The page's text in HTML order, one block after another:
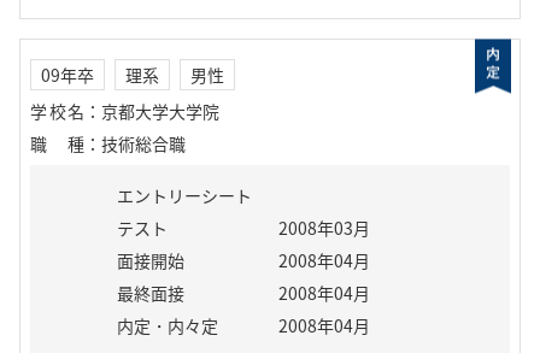
09年卒 理系
男性
学校名 ： 京都大学大学院
職種 ： 技術総合職
エントリーシート
テスト
2008年03月
面接開始
2008年04月
最終面接
2008年04月
内定・内々定
2008年04月